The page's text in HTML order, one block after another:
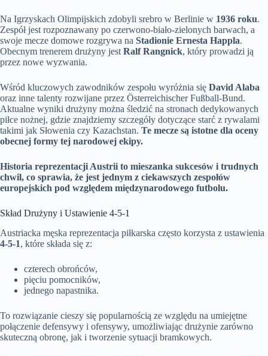
Na Igrzyskach Olimpijskich zdobyli srebro w Berlinie w 1936 roku.
Zespół jest rozpoznawany po czerwono-biało-zielonych barwach, a
swoje mecze domowe rozgrywa na Stadionie Ernesta Happla.
Obecnym trenerem drużyny jest Ralf Rangnick, który prowadzi ją
przez nowe wyzwania.
Wśród kluczowych zawodników zespołu wyróżnia się David Alaba
oraz inne talenty rozwijane przez Österreichischer Fußball-Bund.
Aktualne wyniki drużyny można śledzić na stronach dedykowanych
piłce nożnej, gdzie znajdziemy szczegóły dotyczące starć z rywalami
takimi jak Słowenia czy Kazachstan. Te mecze są istotne dla oceny
obecnej formy tej narodowej ekipy.
Historia reprezentacji Austrii to mieszanka sukcesów i trudnych
chwil, co sprawia, że jest jednym z ciekawszych zespołów
europejskich pod względem międzynarodowego futbolu.
Skład Drużyny i Ustawienie 4-5-1
Austriacka męska reprezentacja piłkarska często korzysta z ustawienia
4-5-1, które składa się z:
czterech obrońców,
pięciu pomocników,
jednego napastnika.
To rozwiązanie cieszy się popularnością ze względu na umiejętne
połączenie defensywy i ofensywy, umożliwiając drużynie zarówno
skuteczną obronę, jak i tworzenie sytuacji bramkowych.